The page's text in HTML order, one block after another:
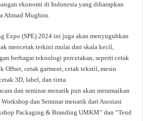
ekonomi di Indonesia yang diharapkan
Ahmad Mughira.
Expo (SPE) 2024 ini juga akan menyuguhkan
mencetak terkini mulai dari skala kecil,
berbagai teknologi percetakan, seperti cetak
Offset, cetak garment, cetak tekstil, mesin
3D, label, dan tinta.
dan seminar menarik pun akan meramaikan
dan Seminar menarik dari Asosiasi
Packaging & Branding UMKM” dan “Tend